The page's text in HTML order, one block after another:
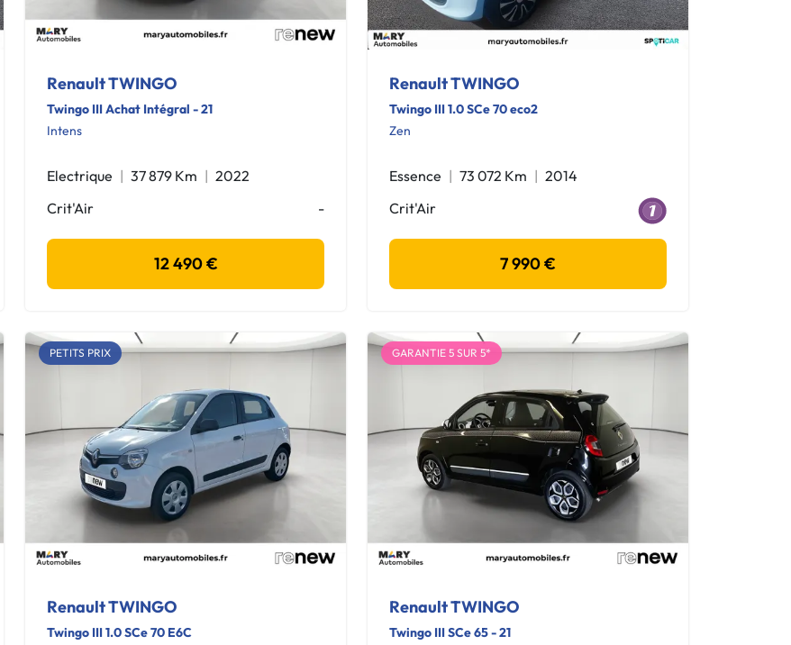
Renault TWINGO
Twingo III Achat Intégral - 21
Intens
Electrique 37 879 Km
2022
Crit'Air
-
12 490 €
Renault TWINGO
Twingo III 1.0 SCe 70 eco2
Zen
Essence 73 072 Km
2014
Crit'Air
7 990 €
PETITS PRIX
Renault TWINGO
Twingo III 1.0 SCe 70 E6C
GARANTIE 5 SUR 5*
Renault TWINGO
Twingo III SCe 65 - 21